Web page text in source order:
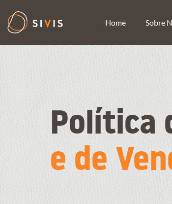
Home Sobre
Política
e de